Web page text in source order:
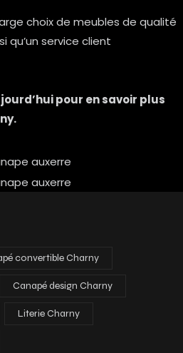
choix de meubles de qualité
qu’un service client
pour en savoir plus
convertible Charny
Canapé design Charny
Literie Charny